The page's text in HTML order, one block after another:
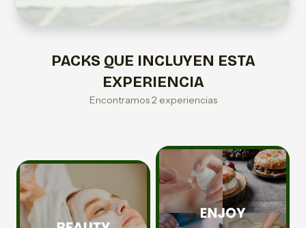
PACKS QUE INCLUYEN ESTA
EXPERIENCIA
Encontramos 2 experiencias